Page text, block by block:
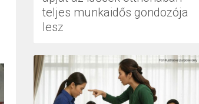
teljes munkaidős gondozója
lesz